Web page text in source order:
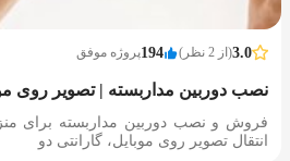
3.0(از 2 نظر) 194پروژه موفق
نصب دوربین مداربسته | تصویر روی
فروش و نصب دوربین مداربسته برای
انتقال تصویر روی موبایل، گارانتی دو